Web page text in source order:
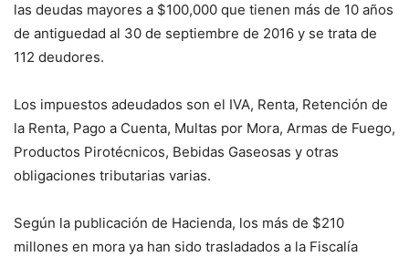
las deudas mayores a $100,000 que tienen más de 10 años
de antiguedad al 30 de septiembre de 2016 y se trata de
112 deudores.
Los impuestos adeudados son el IVA, Renta, Retención de
la Renta, Pago a Cuenta, Multas por Mora, Armas de Fuego,
Productos Pirotécnicos, Bebidas Gaseosas y otras
obligaciones tributarias varias.
Según la publicación de Hacienda, los más de $210
millones en mora ya han sido trasladados a la Fiscalía